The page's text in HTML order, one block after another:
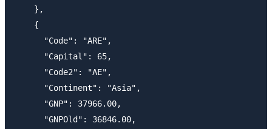
    },
    {
      "Code": "ARE",
      "Capital": 65,
      "Code2": "AE",
      "Continent": "Asia",
      "GNP": 37966.00,
      "GNPOld": 36846.00,